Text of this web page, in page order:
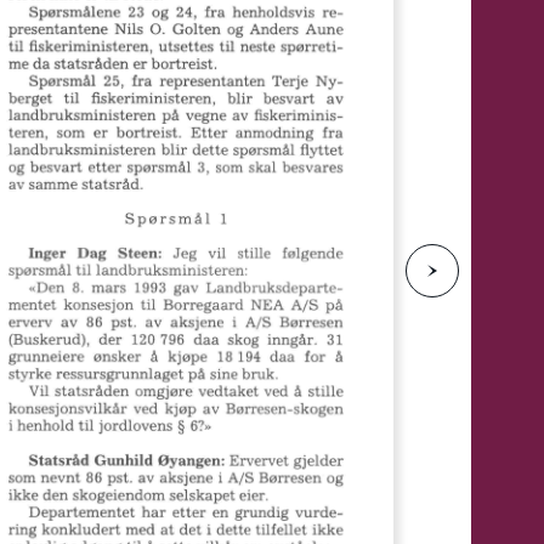
N
e
s
t
e
s
i
d
e